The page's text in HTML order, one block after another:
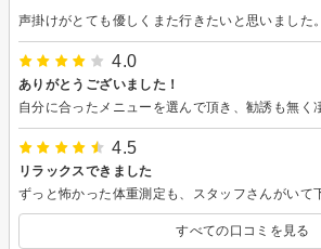
声掛けがとても優しくまた行きたいと思いました。
4.0
ありがとうございました！
4.5
リラックスできました
すべての口コミを見る